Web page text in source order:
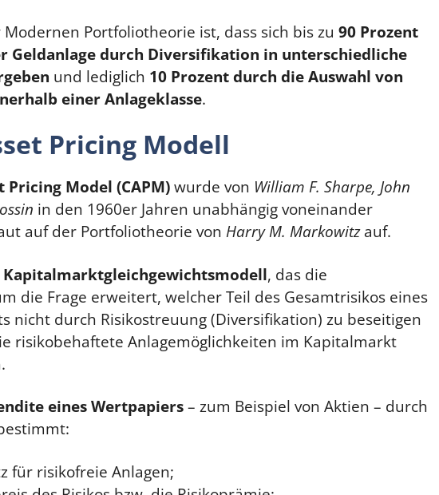
Modernen Portfoliotheorie ist, dass sich bis zu 90 Prozent
Geldanlage durch Diversifikation in unterschiedliche
und lediglich 10 Prozent durch die Auswahl von
einer Anlageklasse.
Pricing Modell
Pricing Model (CAPM) wurde von William F. Sharpe, John
in den 1960er Jahren unabhängig voneinander
auf der Portfoliotheorie von Harry M. Markowitzauf.
Kapitalmarktgleichgewichtsmodell, das die
die Frage erweitert, welcher Teil des Gesamtrisikos eines
nicht durch Risikostreuung (Diversifikation) zu beseitigen
risikobehaftete Anlagemöglichkeiten im Kapitalmarkt
eines Wertpapiers – zum Beispiel von Aktien – durch
für risikofreie Anlagen;